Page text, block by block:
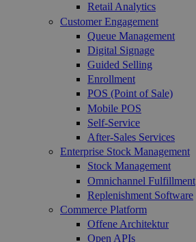
Retail Analytics
Customer Engagement
Queue Management
Digital Signage
Guided Selling
Enrollment
POS (Point of Sale)
Mobile POS
Self-Service
After-Sales Services
Enterprise Stock Management
Stock Management
Omnichannel Fulfillment
Replenishment Software
Commerce Platform
Offene Architektur
Open APIs